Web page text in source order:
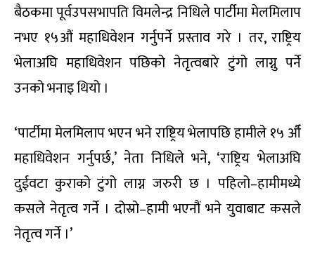
बैठकमा पूर्वउपसभापति विमलेन्द्र निधिले पार्टीमा मेलमिलाप
नभए १५औं महाधिवेशन गर्नुपर्ने प्रस्ताव गरे । तर, राष्ट्रिय
भेलाअघि महाधिवेशन पछिको नेतृत्वबारे टुंगो लाग्नु पर्ने
उनको भनाइ थियो ।
‘पार्टीमा मेलमिलाप भएन भने राष्ट्रिय भेलापछि हामीले १५ औँ
महाधिवेशन गर्नुपर्छ,’ नेता निधिले भने, ‘राष्ट्रिय भेलाअघि
दुईवटा कुराको टुंगो लाग्न जरुरी छ । पहिलो–हामीमध्ये
कसले नेतृत्व गर्ने । दोस्रो–हामी भएनौं भने युवाबाट कसले
नेतृत्व गर्ने ।’